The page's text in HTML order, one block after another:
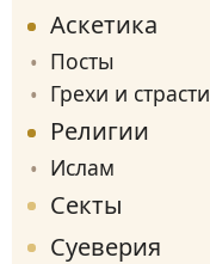
Аскетика
Посты
Грехи и страсти
Религии
Ислам
Секты
Суеверия